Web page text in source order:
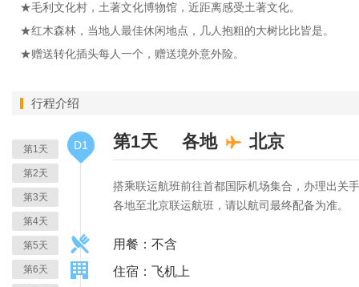
★毛利文化村，土著文化博物馆，近距离感受土著文化。
★红木森林，当地人最佳休闲地点，几人抱粗的大树比比皆是。
★赠送转化插头每人一个，赠送境外意外险。
行程介绍
第1天
第2天
第3天
第4天
第5天
第6天
D1 第1天 各地 北京
搭乘联运航班前往首都国际机场集合，办理出关
各地至北京联运航班，请以航司最终配备为准。
用餐：不含
住宿：飞机上